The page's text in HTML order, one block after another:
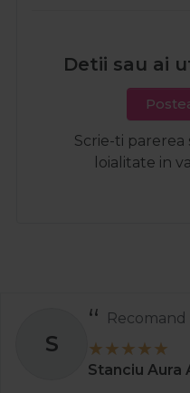
Detii sau ai
Scrie-ti parerea
loialitate in
S
Recomand
Stanciu Aura